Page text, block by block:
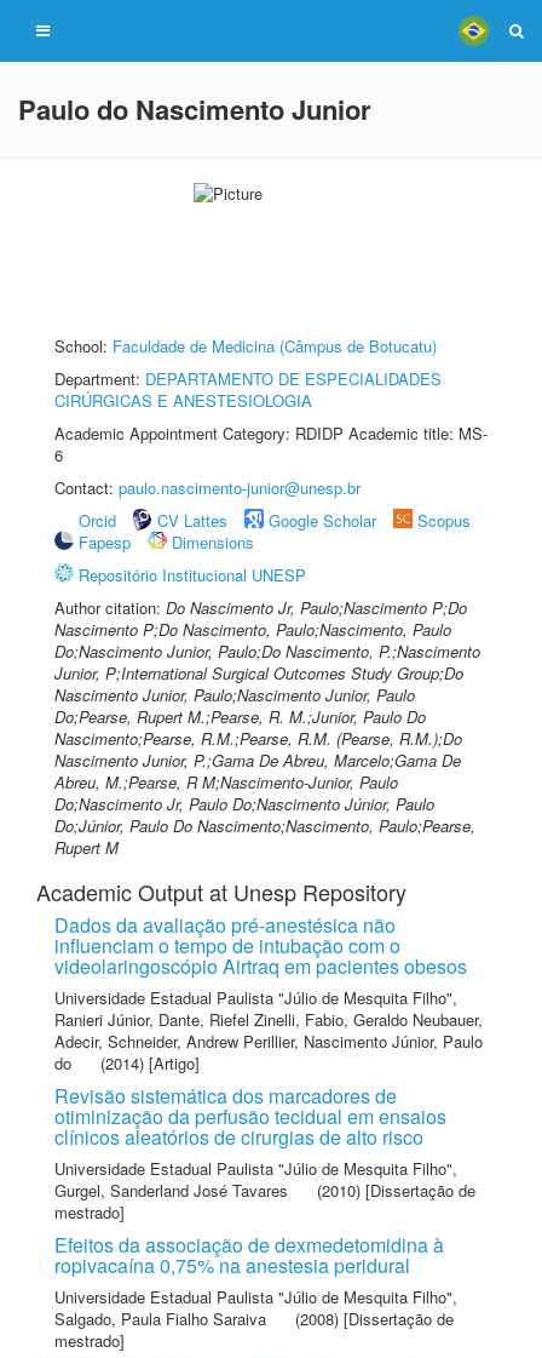
Paulo do Nascimento Junior
School: Faculdade de Medicina (Câmpus de Botucatu)
Department: DEPARTAMENTO DE ESPECIALIDADES
CIRÚRGICAS E ANESTESIOLOGIA
Academic Appointment Category: RDIDP Academic title: MS-
6
Contact: paulo.nascimento-junior@unesp.br
Orcid
CV Lattes Google Scholar
Scopus
Fapesp
Dimensions
Repositório Institucional UNESP
Author citation: Do Nascimento Jr, Paulo;Nascimento P;Do
Nascimento P;Do Nascimento, Paulo;Nascimento, Paulo
Do;Nascimento Junior, Paulo;Do Nascimento, P.;Nascimento
Junior, P;International Surgical Outcomes Study Group;Do
Nascimento Junior, Paulo;Nascimento Junior, Paulo
Do;Pearse, Rupert M.;Pearse, R. M.;Junior, Paulo Do
Nascimento;Pearse, R.M.;Pearse, R.M. (Pearse, R.M.);Do
Nascimento Junior, P.;Gama De Abreu, Marcelo;Gama De
Abreu, M.;Pearse, R M;Nascimento-Junior, Paulo
Do;Nascimento Jr, Paulo Do;Nascimento Júnior, Paulo
Do;Júnior, Paulo Do Nascimento;Nascimento, Paulo;Pearse,
Rupert M
Academic Output at Unesp Repository
Dados da avaliação pré-anestésica não
influenciam o tempo de intubação com o
videolaringoscópio Airtraq em pacientes obesos
Universidade Estadual Paulista "Júlio de Mesquita Filho",
Ranieri Júnior, Dante, Riefel Zinelli, Fabio, Geraldo Neubauer,
Adecir, Schneider, Andrew Perillier, Nascimento Júnior, Paulo
do
(2014) [Artigo]
Revisão sistemática dos marcadores de
otiminização da perfusão tecidual em ensaios
clínicos aleatórios de cirurgias de alto risco
Universidade Estadual Paulista "Júlio de Mesquita Filho",
Gurgel, Sanderland José Tavares
(2010) [Dissertação de
mestrado]
Efeitos da associação de dexmedetomidina à
ropivacaína 0,75% na anestesia peridural
Universidade Estadual Paulista "Júlio de Mesquita Filho",
Salgado, Paula Fialho Saraiva
(2008) [Dissertação de
mestrado]